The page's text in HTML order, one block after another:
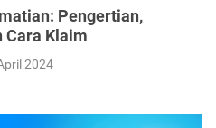
Pengertian,
Cara Klaim
2024